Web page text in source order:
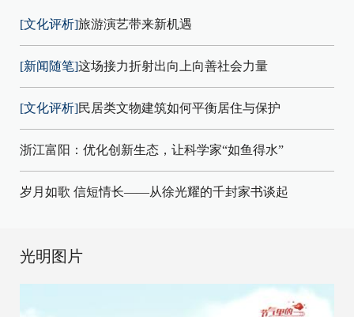
[文化评析]旅游演艺带来新机遇
[新闻随笔]这场接力折射出向上向善社会力量
[文化评析]民居类文物建筑如何平衡居住与保护
浙江富阳：优化创新生态，让科学家“如鱼得水”
岁月如歌 信短情长——从徐光耀的千封家书谈起
光明图片